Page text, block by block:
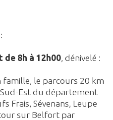
:
de 8h à 12h00 , dénivelé :
le parcours 20 km
Est du département
Frais, Sévenans, Leupe
sur Belfort par